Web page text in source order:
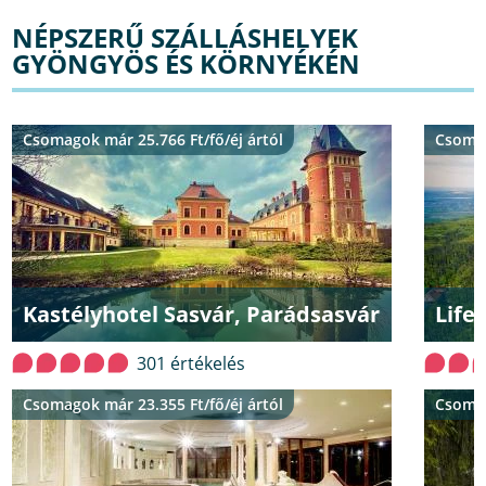
NÉPSZERŰ SZÁLLÁSHELYEK
GYÖNGYÖS ÉS KÖRNYÉKÉN
Kastélyhotel Sasvár, Parádsasvár
Csomagok már 25.766 Ft/fő/éj ártól
301 értékelés
Csomagok már 23.355 Ft/fő/éj ártól